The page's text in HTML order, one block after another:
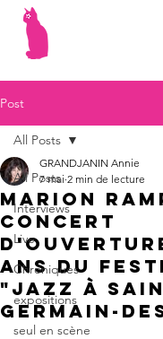
Post
All Posts
Interviews
Live
Chroniques
expositions
seul en scène
All Posts
Marion
concert
ans du
"Jazz à
Germain-
GRANDJANIN Annie
7 mai 2 min de lecture